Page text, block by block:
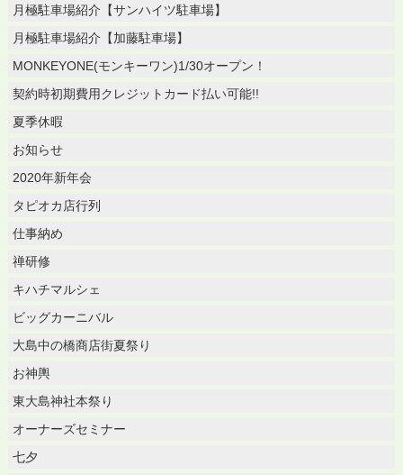
月極駐車場紹介【サンハイツ駐車場】
月極駐車場紹介【加藤駐車場】
MONKEYONE(モンキーワン)1/30オープン！
契約時初期費用クレジットカード払い可能!!
夏季休暇
お知らせ
2020年新年会
タピオカ店行列
仕事納め
禅研修
キハチマルシェ
ビッグカーニバル
大島中の橋商店街夏祭り
お神輿
東大島神社本祭り
オーナーズセミナー
七夕